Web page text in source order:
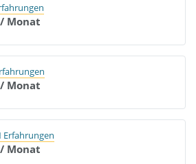
Monat
Monat
Erfahrungen
Monat